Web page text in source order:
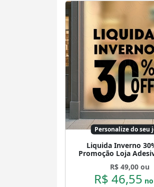
Personalize do seu
Liquida Inverno
Promoção Loja
R$ 49,00 ou
R$ 46,55